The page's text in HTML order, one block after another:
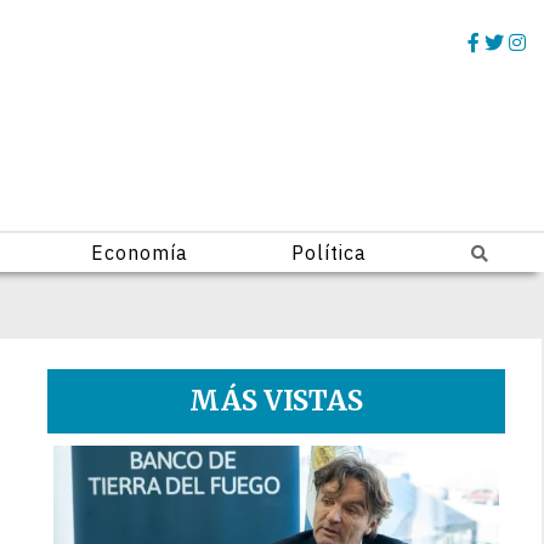
Economía Política
MÁS VISTAS
1